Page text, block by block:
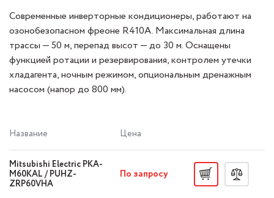
Современные инверторные кондиционеры, работают на
озонобезопасном фреоне R410A. Максимальная длина
трассы — 50 м, перепад высот — до 30 м. Оснащены
функцией ротации и резервирования, контролем утечки
хладагента, ночным режимом, опциональным дренажным
насосом (напор до 800 мм).
Название Цена
Mitsubishi Electric PKA-
M60KAL / PUHZ-
ZRP60VHA
По запросу